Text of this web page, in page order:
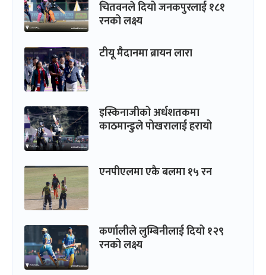
चितवनले दियो जनकपुरलाई १८१
रनको लक्ष्य
टीयू मैदानमा ब्रायन लारा
इस्किनाजीको अर्धशतकमा
काठमान्डुले पोखरालाई हरायो
एनपीएलमा एकै बलमा १५ रन
कर्णालीले लुम्बिनीलाई दियो १२९
रनको लक्ष्य